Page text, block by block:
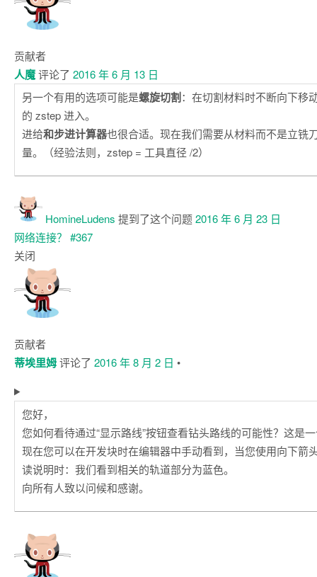
贡献者
人魔评论了 2016 年 6 月 13 日
另一个有用的选项可能是螺旋切割：在切割材料时不断向下移
的 zstep 进入。
进给和步进计算器也很合适。现在我们需要从材料而不是立铣
量。（经验法则，zstep = 工具直径 /2）
HomineLudens 提到了这个问题2016 年 6 月 23 日
网络连接？ #367
关闭
贡献者
蒂埃里姆评论了 2016 年 8 月 2 日 •
您好，
您如何看待通过“显示路线”按钮查看钻头路线的可能性？这是
现在您可以在开发块时在编辑器中手动看到，当您使用向下箭
读说明时：我们看到相关的轨道部分为蓝色。
向所有人致以问候和感谢。